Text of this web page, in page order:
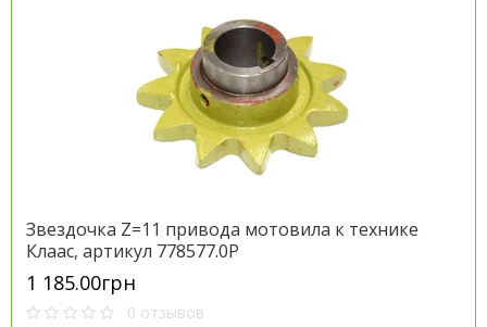
Звездочка Z=11 привода мотовила к технике
Клаас, артикул 778577.0P
1 185.00грн
0 отзывов